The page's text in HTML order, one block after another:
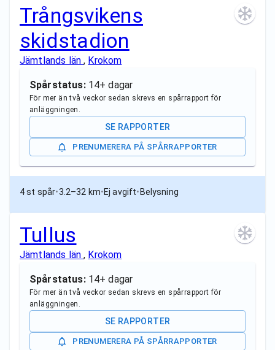
Trångsvikens
skidstadion
Jämtlands län, Krokom
Spårstatus: 14+ dagar
För mer än två veckor sedan skrevs en spårrapport för
anläggningen.
SE RAPPORTER
PRENUMERERA PÅ SPÅRRAPPORTER
4 st spår•3.2–32 km•Ej avgift• Belysning
Tullus
Jämtlands län, Krokom
Spårstatus: 14+ dagar
För mer än två veckor sedan skrevs en spårrapport för
anläggningen.
SE RAPPORTER
PRENUMERERA PÅ SPÅRRAPPORTER